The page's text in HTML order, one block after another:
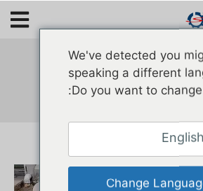
برای»آرشیو برای
We've detected you
speaking a different
Do you want to change
Change